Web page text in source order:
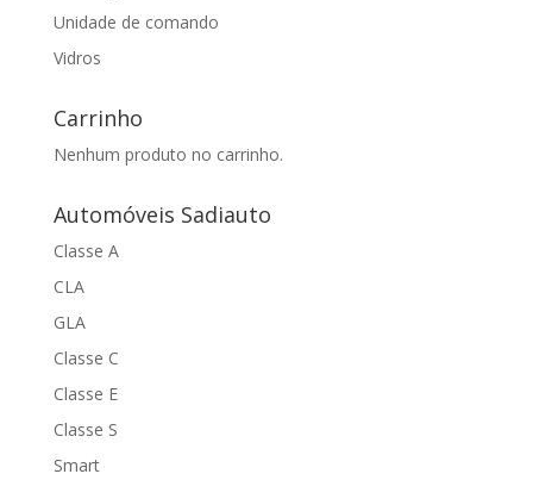
Unidade de comando
Vidros
Carrinho
Nenhum produto no carrinho.
Automóveis Sadiauto
Classe A
CLA
GLA
Classe C
Classe E
Classe S
Smart